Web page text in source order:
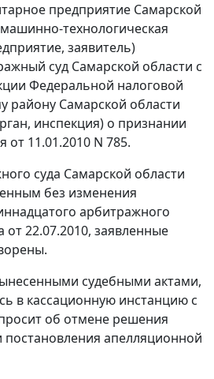
предприятие Самарской
технологическая
заявитель)
суд Самарской области с
Федеральной налоговой
району Самарской области
инспекция) о признании
11.01.2010 N 785.
суда Самарской области
без изменения
арбитражного
от 22.07.2010, заявленные
судебными актами,
в кассационную инстанцию с
об отмене решения
постановления апелляционной